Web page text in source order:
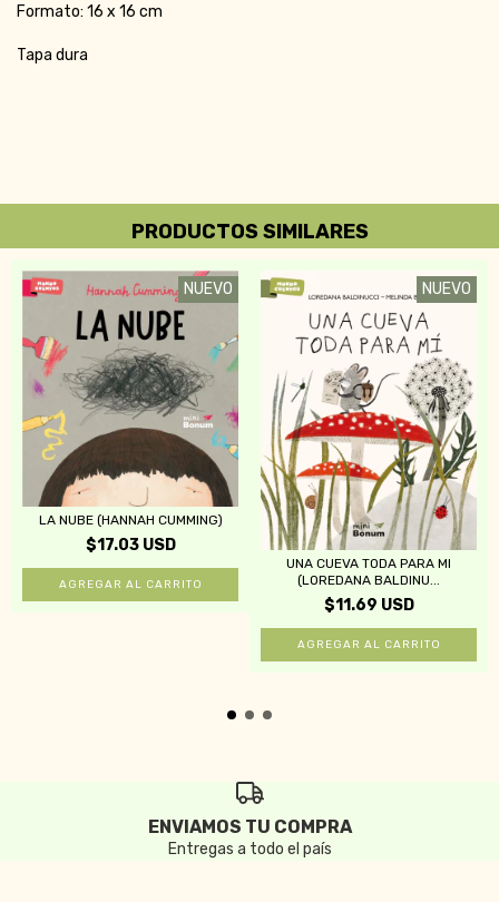
Formato: 16 x 16 cm
Tapa dura
PRODUCTOS SIMILARES
NUEVO
LA NUBE (HANNAH CUMMING)
$17.03 USD
NUEVO
UNA CUEVA TODA PARA MI
(LOREDANA BALDINU...
$11.69 USD
ENVIAMOS TU COMPRA
Entregas a todo el país